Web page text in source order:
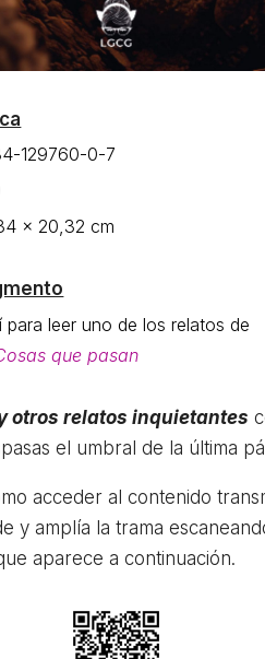
129760-0-7
x 20,32 cm
para leer uno de los relatos de
que pasan
otros relatos inquietantes
el umbral de la última
acceder al contenido
y amplía la trama
aparece a continuación.